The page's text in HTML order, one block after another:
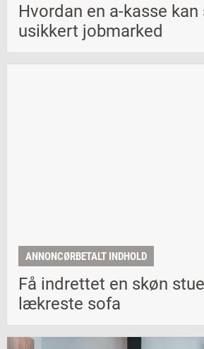
Hvordan en a-kasse
usikkert jobmarked
ANNONCØRBETALT INDHOLD
Få indrettet en skøn
lækreste sofa